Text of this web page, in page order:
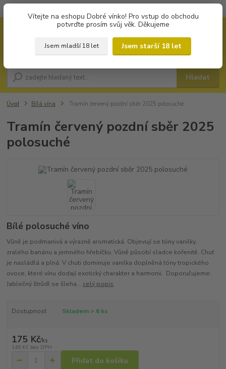
Vítejte na eshopu Dobré vínko! Pro vstup do obchodu
potvrďte prosím svůj věk. Děkujeme
Jsem mladší 18 let Jsem starší 18 let
Hledat
Úvod Bílá vína Tramín červený pozdní sběr 2025 polosuché
Tramín červený pozdní sběr 2025
polosuché
Bílé polosuché víno
Vůně je podmanivá a výrazně aromatická. Objevují se tóny vanilky,
zralého banánu a jemného hřebíčku. Vůně působí sladce kořenitě. Chuť
je nasládlá a plná. V chuti dominuje vanilka doplněná tóny tropického
ovoce, které vínu dodají exotický charakter a harmonii. Doporučujeme:
Jablečný štrůdl se šleha... celý popis
Dostupnost Skladem > 6 ks
175 Kč/ks
145 Kč bez DPH
Přidat do košíku